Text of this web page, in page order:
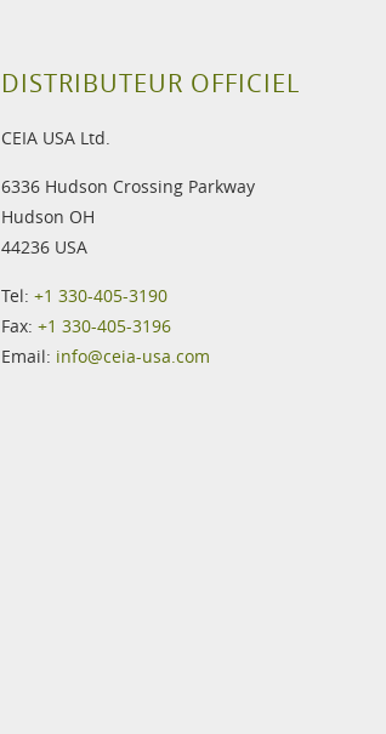
DISTRIBUTEUR OFFICIEL
CEIA USA Ltd.
6336 Hudson Crossing Parkway
Hudson OH
44236 USA
Tel: +1 330-405-3190
Fax: +1 330-405-3196
Email: info@ceia-usa.com